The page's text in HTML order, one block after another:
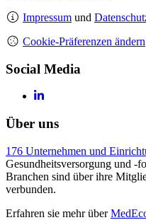
Impressum und
Cookie-Präferenzen ändern
Social Media
Über uns
176 Unternehmen und
Gesundheitsversorgung und -
Branchen sind über ihre
verbunden.
Erfahren sie mehr über